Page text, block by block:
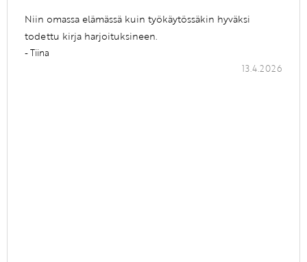
Niin omassa elämässä kuin työkäytössäkin hyväksi
todettu kirja harjoituksineen.
- Tiina
13.4.2026